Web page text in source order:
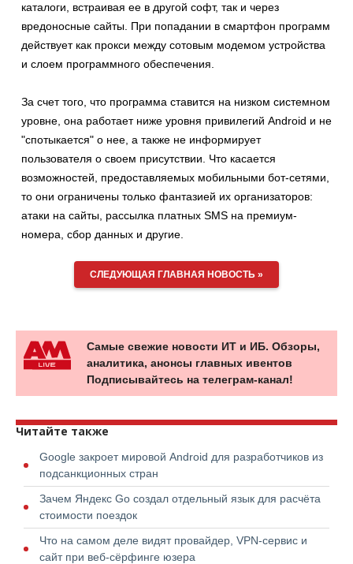
каталоги, встраивая ее в другой софт, так и через
вредоносные сайты. При попадании в смартфон программ
действует как прокси между сотовым модемом устройства
и слоем программного обеспечения.
За счет того, что программа ставится на низком системном
уровне, она работает ниже уровня привилегий Android и не
"спотыкается" о нее, а также не информирует
пользователя о своем присутствии. Что касается
возможностей, предоставляемых мобильными бот-сетями,
то они ограничены только фантазией их организаторов:
атаки на сайты, рассылка платных SMS на премиум-
номера, сбор данных и другие.
СЛЕДУЮЩАЯ ГЛАВНАЯ НОВОСТЬ »
Самые свежие новости ИТ и ИБ. Обзоры,
аналитика, анонсы главных ивентов
Подписывайтесь на телеграм-канал!
Читайте также
Google закроет мировой Android для разработчиков из
подсанкционных стран
Зачем Яндекс Go создал отдельный язык для расчёта
стоимости поездок
Что на самом деле видят провайдер, VPN-сервис и
сайт при веб-сёрфинге юзера